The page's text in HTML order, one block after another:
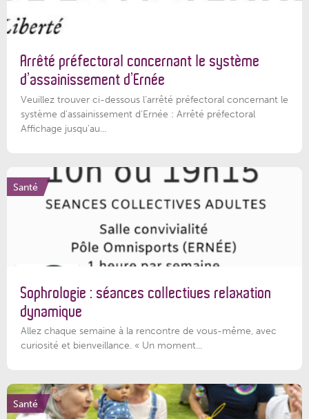
Arrêté préfectoral concernant le système
d’assainissement d’Ernée
Veuillez trouver ci-dessous l’arrêté préfectoral concernant le
système d'assainissement d'Ernée : Arrêté préfectoral
Affichage jusqu'au...
Santé
Sophrologie : séances collectives relaxation
dynamique
Allez chaque semaine à la rencontre de vous-même, avec
curiosité et bienveillance. « Un moment...
Santé